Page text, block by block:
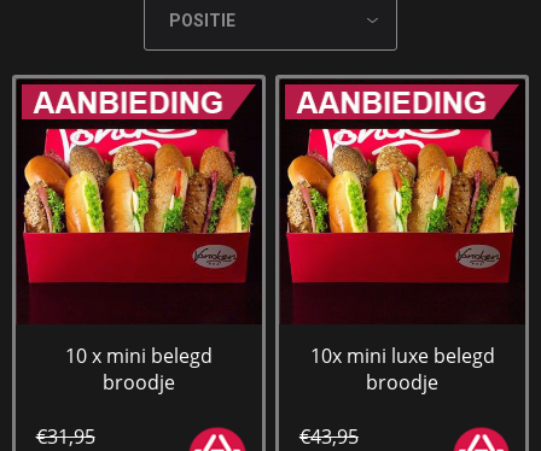
10 x mini belegd
broodje
€31,95
10x mini luxe belegd
broodje
€43,95